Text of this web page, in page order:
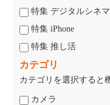
特集 デジタルシネ
特集 iPhone
特集 推し活
カテゴリ
カテゴリを選択すると
カメラ